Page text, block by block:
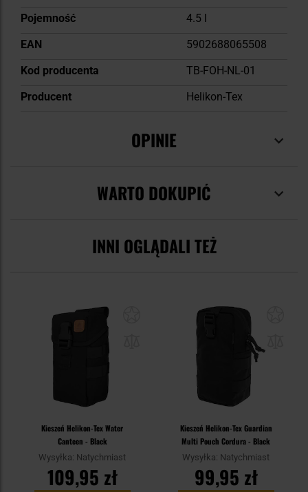
Pojemność
4.5 l
EAN
5902688065508
Kod producenta
TB-FOH-NL-01
Producent
Helikon-Tex
OPINIE
WARTO DOKUPIĆ
INNI OGLĄDALI TEŻ
Kieszeń Helikon-Tex Water
Canteen - Black
Wysyłka: Natychmiast
109,95 zł
Kieszeń Helikon-Tex Guardian
Multi Pouch Cordura - Black
Wysyłka: Natychmiast
99,95 zł